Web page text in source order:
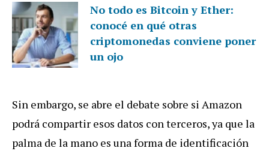
No todo es Bitcoin y Ether:
conocé en qué otras
criptomonedas conviene poner
un ojo
Sin embargo, se abre el debate sobre si Amazon
podrá compartir esos datos con terceros, ya que la
palma de la mano es una forma de identificación